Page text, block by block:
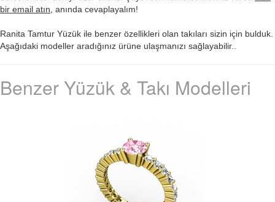
bir email atın , anında cevaplayalım!
Ranita Tamtur Yüzük ile benzer özellikleri olan takıları sizin için bulduk.
Aşağıdaki modeller aradığınız ürüne ulaşmanızı sağlayabilir..
Benzer Yüzük & Takı Modelleri